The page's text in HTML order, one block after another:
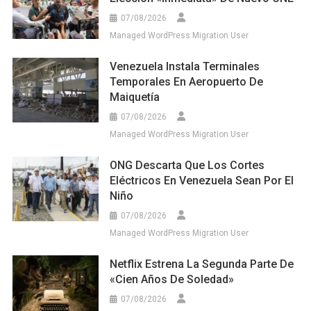
07/08/2026
Managed WordPress Migration User
Venezuela Instala Terminales
Temporales En Aeropuerto De
Maiquetía
07/08/2026
Managed WordPress Migration User
ONG Descarta Que Los Cortes
Eléctricos En Venezuela Sean Por El
Niño
07/08/2026
Managed WordPress Migration User
Netflix Estrena La Segunda Parte De
«Cien Años De Soledad»
07/08/2026